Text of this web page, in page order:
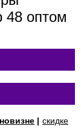
48 оптом
новизне | скидке